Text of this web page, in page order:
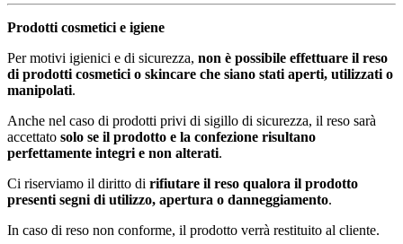
Prodotti cosmetici e igiene
Per motivi igienici e di sicurezza, non è possibile effettuare il reso
di prodotti cosmetici o skincare che siano stati aperti, utilizzati o
manipolati.
Anche nel caso di prodotti privi di sigillo di sicurezza, il reso sarà
accettato solo se il prodotto e la confezione risultano
perfettamente integri e non alterati.
Ci riserviamo il diritto di rifiutare il reso qualora il prodotto
presenti segni di utilizzo, apertura o danneggiamento.
In caso di reso non conforme, il prodotto verrà restituito al cliente.